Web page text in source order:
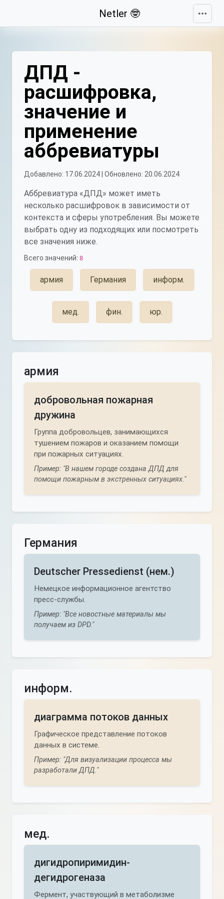
Netler 🤓
ДПД -
расшифровка,
значение и
применение
аббревиатуры
Добавлено: 17.06.2024 | Обновлено: 20.06.2024
Аббревиатура «ДПД» может иметь
несколько расшифровок в зависимости от
контекста и сферы употребления. Вы можете
выбрать одну из подходящих или посмотреть
все значения ниже.
Всего значений: 8
армия Германия информ.
мед. фин. юр.
армия
добровольная пожарная
дружина
Группа добровольцев, занимающихся
тушением пожаров и оказанием помощи
при пожарных ситуациях.
Пример: "В нашем городе создана ДПД для
помощи пожарным в экстренных ситуациях."
Германия
Deutscher Pressedienst (нем.)
Немецкое информационное агентство
пресс-службы.
Пример: "Все новостные материалы мы
получаем из DPD."
информ.
диаграмма потоков данных
Графическое представление потоков
данных в системе.
Пример: "Для визуализации процесса мы
разработали ДПД."
мед.
дигидропиримидин-
дегидрогеназа
Фермент, участвующий в метаболизме